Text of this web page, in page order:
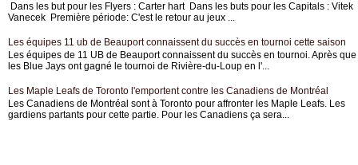
Dans les but pour les Flyers : Carter hart Dans les buts pour les Capitals : Vitek
Vanecek Première période: C'est le retour au jeux ...
Les équipes 11 ub de Beauport connaissent du succès en tournoi cette saison
Les équipes de 11 UB de Beauport connaissent du succès en tournoi. Après que
les Blue Jays ont gagné le tournoi de Rivière-du-Loup en l'...
Les Maple Leafs de Toronto l'emportent contre les Canadiens de Montréal
Les Canadiens de Montréal sont à Toronto pour affronter les Maple Leafs. Les
gardiens partants pour cette partie. Pour les Canadiens ça sera...